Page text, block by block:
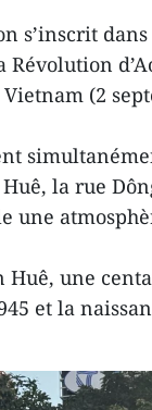
s’inscrit
(2
la rue
une
Huê, une
et la